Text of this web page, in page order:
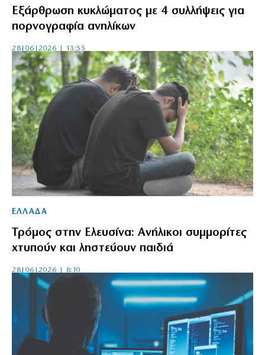
Εξάρθρωση κυκλώματος με 4 συλλήψεις για
πορνογραφία ανηλίκων
28|06|2026 | 13:55
ΕΛΛΑΔΑ
Τρόμος στην Ελευσίνα: Ανήλικοι συμμορίτες
χτυπούν και ληστεύουν παιδιά
28|06|2026 | 8:10